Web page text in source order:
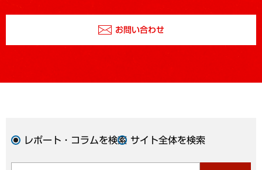
お問い合わせ
レポート・コラムを検索 サイト全体を検索